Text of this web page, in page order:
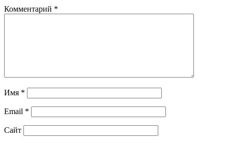
Комментарий *
Имя *
Email *
Сайт